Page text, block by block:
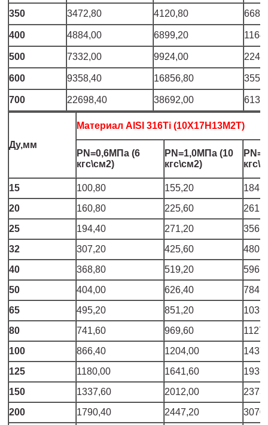
350 3472,80 4120,80
400 4884,00 6899,20
500 7332,00 9924,00
600 9358,40 16856,80
700 22698,40 38692,00
Ду,мм
Материал AISI 316Ti (10Х17Н13М2Т)
PN=0,6МПа (6
кгс\см2)
PN=1,0МПа (10
кгс\см2)
15 100,80 155,20
20
160,80 225,60
25
194,40 271,20
32
307,20 425,60
40
368,80 519,20
50
404,00 626,40
65
495,20 851,20
80
741,60 969,60
100
866,40 1204,00
125
1180,00 1641,60
150
1337,60 2012,00
200
1790,40 2447,20